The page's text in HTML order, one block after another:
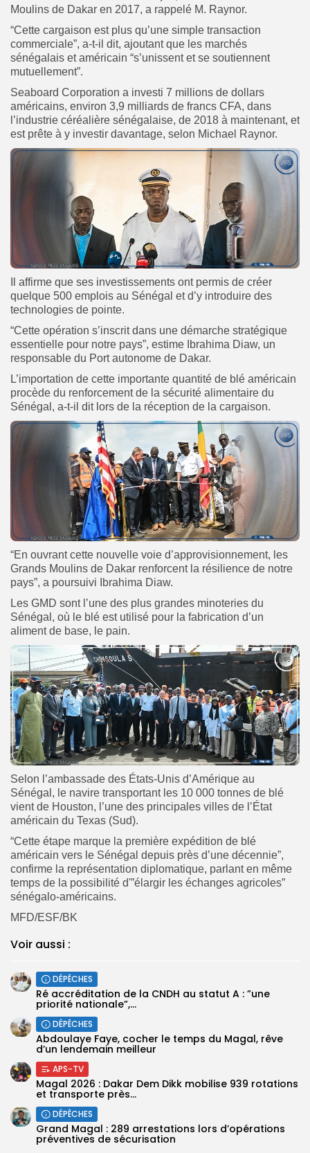
Moulins de Dakar en 2017, a rappelé M. Raynor.
“Cette cargaison est plus qu’une simple transaction
commerciale”, a-t-il dit, ajoutant que les marchés
sénégalais et américain “s’unissent et se soutiennent
mutuellement”.
Seaboard Corporation a investi 7 millions de dollars
américains, environ 3,9 milliards de francs CFA, dans
l’industrie céréalière sénégalaise, de 2018 à maintenant, et
est prête à y investir davantage, selon Michael Raynor.
Il affirme que ses investissements ont permis de créer
quelque 500 emplois au Sénégal et d’y introduire des
technologies de pointe.
“Cette opération s’inscrit dans une démarche stratégique
essentielle pour notre pays”, estime Ibrahima Diaw, un
responsable du Port autonome de Dakar.
L’importation de cette importante quantité de blé américain
procède du renforcement de la sécurité alimentaire du
Sénégal, a-t-il dit lors de la réception de la cargaison.
“En ouvrant cette nouvelle voie d’approvisionnement, les
Grands Moulins de Dakar renforcent la résilience de notre
pays”, a poursuivi Ibrahima Diaw.
Les GMD sont l’une des plus grandes minoteries du
Sénégal, où le blé est utilisé pour la fabrication d’un
aliment de base, le pain.
Selon l’ambassade des États-Unis d’Amérique au
Sénégal, le navire transportant les 10 000 tonnes de blé
vient de Houston, l’une des principales villes de l’État
américain du Texas (Sud).
“Cette étape marque la première expédition de blé
américain vers le Sénégal depuis près d’une décennie”,
confirme la représentation diplomatique, parlant en même
temps de la possibilité d'”élargir les échanges agricoles”
sénégalo-américains.
MFD/ESF/BK
Voir aussi :
DÉPÊCHES
Ré accréditation de la CNDH au statut A : ”une
priorité nationale”,...
DÉPÊCHES
Abdoulaye Faye, cocher le temps du Magal, rêve
d’un lendemain meilleur
APS-TV
Magal 2026 : Dakar Dem Dikk mobilise 939 rotations
et transporte près...
DÉPÊCHES
Grand Magal : 289 arrestations lors d’opérations
préventives de sécurisation